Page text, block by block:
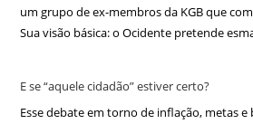
um grupo de ex-membros da KGB que
Sua visão básica: o Ocidente pretende
E se “aquele cidadão” estiver certo?
Esse debate em torno de inflação, metas e